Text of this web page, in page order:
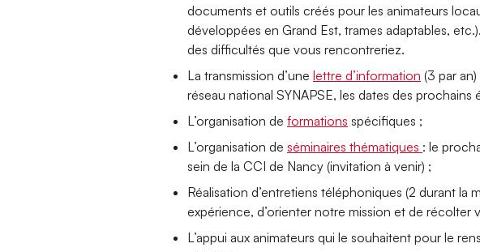
documents et outils créés pour les animateurs
développées en Grand Est, trames adaptables,
des difficultés que vous rencontreriez.
La transmission d’une lettre d’information (3 par
réseau national SYNAPSE, les dates des prochains
L’organisation de formations spécifiques ;
L’organisation de séminaires thématiques : le
sein de la CCI de Nancy (invitation à venir) ;
Réalisation d’entretiens téléphoniques (2 durant la
expérience, d’orienter notre mission et de récolter
L’appui aux animateurs qui le souhaitent pour le